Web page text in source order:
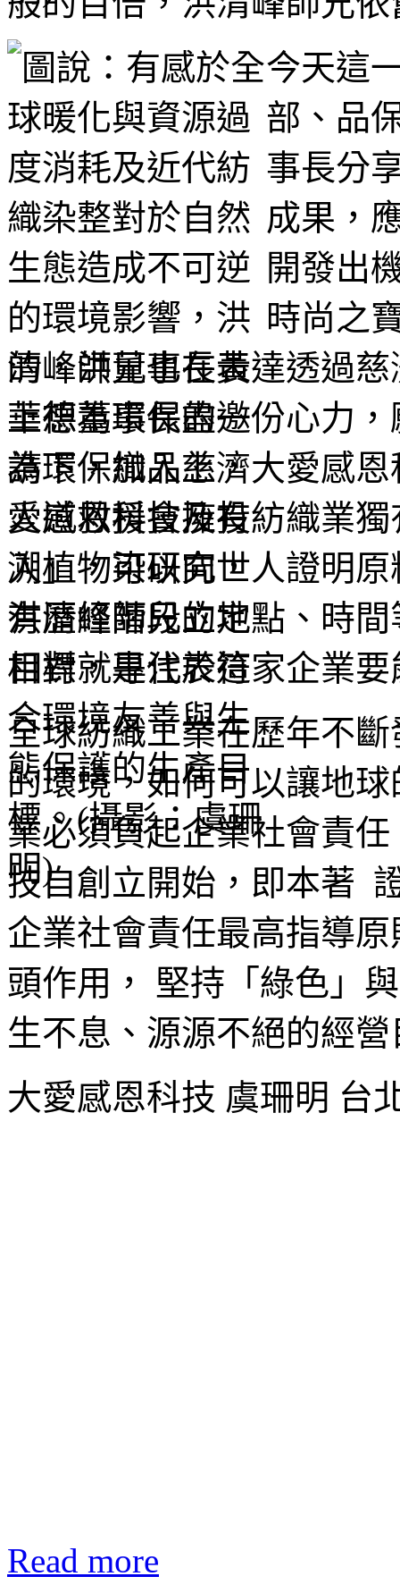
今天這
部、品
事長分
成果，
開發出
時尚之
的，洪董事長表達透過
上想為環保盡一份心力
為環保織品上，大愛感
愛感恩科技擁有紡織業
溯」，可以向世人證明
有歷經階段的地點、時
相對就是代表這家企業
全球紡織工業在歷年不
的環境，如何可以讓地
業必須負起企業社會責
技自創立開始，即本著
企業社會責任最高指導
頭作用， 堅持「綠色」
生不息、源源不絕的經營
大愛感恩科技 虞珊明 台
Read more